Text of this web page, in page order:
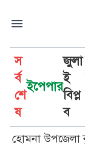
স
র্ব
শে
ষ
ইপেপার
জুলা
ই
বিপ্ল
ব
হোমনা
হোমনা উপজেলা